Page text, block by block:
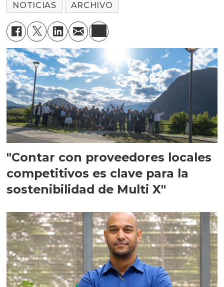
NOTICIAS ARCHIVO
"Contar con proveedores locales
competitivos es clave para la
sostenibilidad de Multi X"